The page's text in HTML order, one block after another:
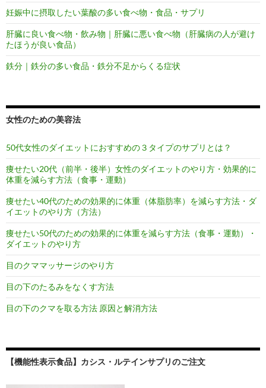
妊娠中に摂取したい葉酸の多い食べ物・食品・サプリ
肝臓に良い食べ物・飲み物｜肝臓に悪い食べ物（肝臓病の人が避け
たほうが良い食品）
鉄分｜鉄分の多い食品・鉄分不足からくる症状
女性のための美容法
50代女性のダイエットにおすすめの３タイプのサプリとは？
痩せたい20代（前半・後半）女性のダイエットのやり方・効果的に
体重を減らす方法（食事・運動）
痩せたい40代のための効果的に体重（体脂肪率）を減らす方法・ダ
イエットのやり方（方法）
痩せたい50代のための効果的に体重を減らす方法（食事・運動）・
ダイエットのやり方
目のクママッサージのやり方
目の下のたるみをなくす方法
目の下のクマを取る方法 原因と解消方法
【機能性表示食品】カシス・ルテインサプリのご注文